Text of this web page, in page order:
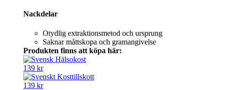
Nackdelar
Otydlig extraktionsmetod och ursprung
Saknar måttskopa och gramangivelse
Produkten finns att köpa här:
139 kr
139 kr